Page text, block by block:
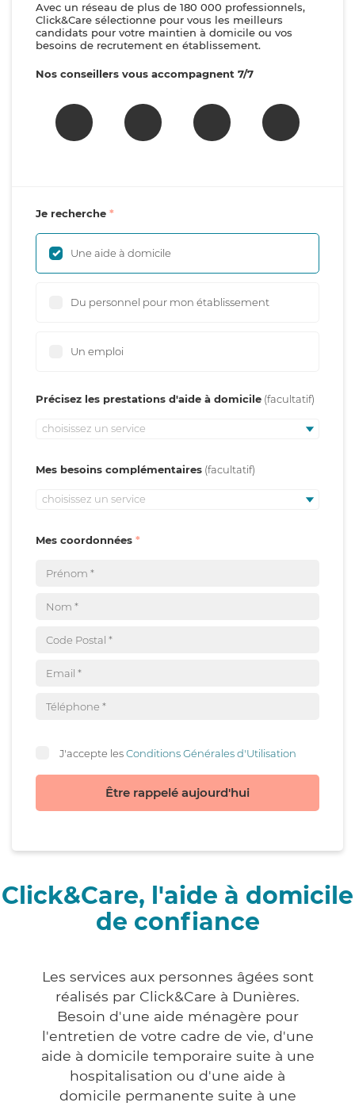
Avec un réseau de plus de 180 000 professionnels,
Click&Care sélectionne pour vous les meilleurs
candidats pour votre maintien à domicile ou vos
besoins de recrutement en établissement.
Nos conseillers vous accompagnent 7/7
Je recherche
Une aide à domicile
Du personnel pour mon établissement
Un emploi
Précisez les prestations d'aide à domicile
choisissez un service
Mes besoins complémentaires
choisissez un service
Mes coordonnées
J'accepte lesConditions Générales d'Utilisation
Être rappelé aujourd'hui
Click&Care, l'aide à domicile
de confiance
Les services aux personnes âgées sont
réalisés par Click&Care à Dunières.
Besoin d'une aide ménagère pour
l'entretien de votre cadre de vie, d'une
aide à domicile temporaire suite à une
hospitalisation ou d'une aide à
domicile permanente suite à une